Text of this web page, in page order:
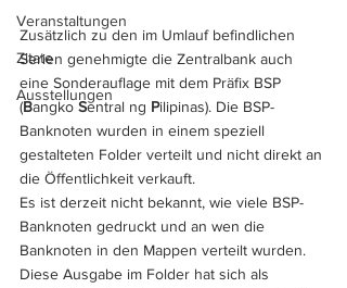
Veranstaltungen
Zitate
Ausstellungen
Zusätzlich zu den im Umlauf befindlichen
Serien genehmigte die Zentralbank auch
eine Sonderauflage mit dem Präfix BSP
(Bangko Sentral ng Pilipinas). Die BSP-
Banknoten wurden in einem speziell
gestalteten Folder verteilt und nicht direkt an
die Öffentlichkeit verkauft.
Es ist derzeit nicht bekannt, wie viele BSP-
Banknoten gedruckt und an wen die
Banknoten in den Mappen verteilt wurden.
Diese Ausgabe im Folder hat sich als